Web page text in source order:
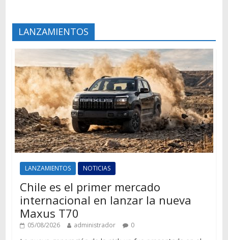
LANZAMIENTOS
LANZAMIENTOS NOTICIAS
Chile es el primer mercado
internacional en lanzar la nueva
Maxus T70
05/08/2026 administrador 0